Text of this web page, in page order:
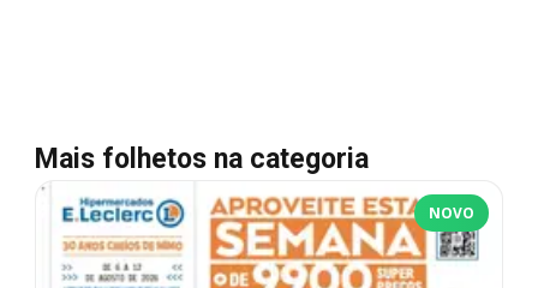
Mais folhetos na categoria
NOVO